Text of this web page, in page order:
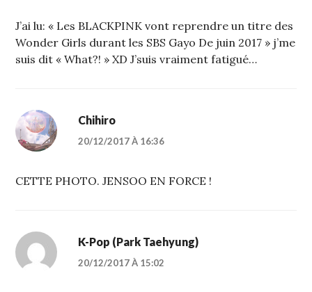
J’ai lu: « Les BLACKPINK vont reprendre un titre des
Wonder Girls durant les SBS Gayo De juin 2017 » j’me
suis dit « What?! » XD J’suis vraiment fatigué…
Chihiro
20/12/2017 À 16:36
CETTE PHOTO. JENSOO EN FORCE !
K-Pop (Park Taehyung)
20/12/2017 À 15:02